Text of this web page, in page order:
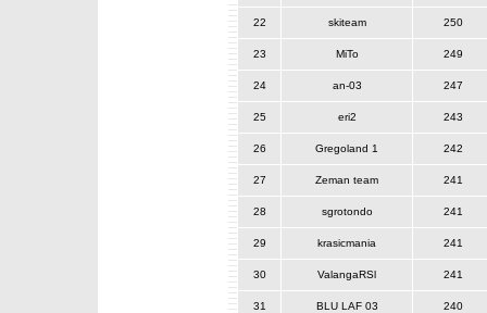
22 skiteam 250
23 MiTo 249
24 an-03 247
25 eri2 243
26 Gregoland 1 242
27 Zeman team 241
28 sgrotondo 241
29 krasicmania 241
30 ValangaRSl 241
31 BLU LAF 03 240